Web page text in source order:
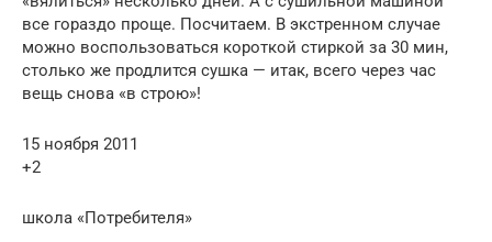
все гораздо проще. Посчитаем. В экстренном случае
можно воспользоваться короткой стиркой за 30 мин,
столько же продлится сушка — итак, всего через час
вещь снова «в строю»!
15 ноября 2011
+2
школа «Потребителя»